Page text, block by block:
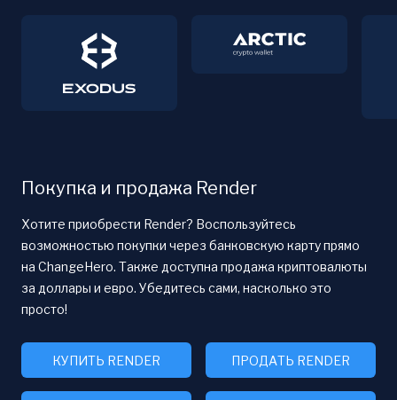
Покупка и продажа Render
Хотите приобрести Render? Воспользуйтесь
возможностью покупки через банковскую карту прямо
на ChangeHero. Также доступна продажа криптовалюты
за доллары и евро. Убедитесь сами, насколько это
просто!
КУПИТЬ RENDER ПРОДАТЬ RENDER